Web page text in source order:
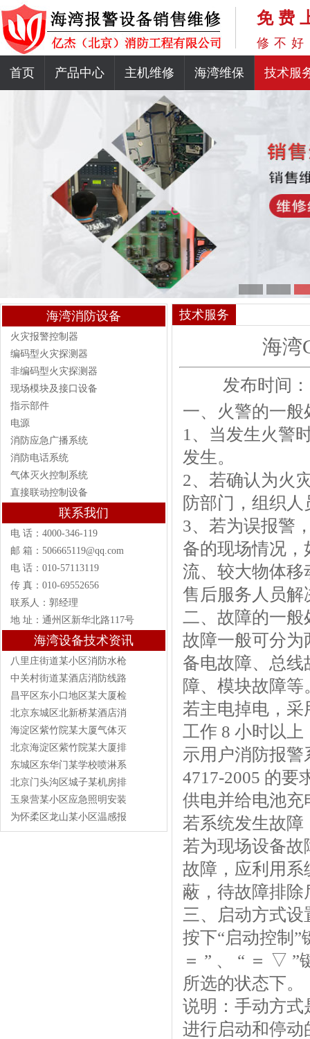
免费
修不
首页 产品中心 主机维修 海湾维保 技术服
海湾消防设备
火灾报警控制器
编码型火灾探测器
非编码型火灾探测器
现场模块及接口设备
指示部件
电源
消防应急广播系统
消防电话系统
气体灭火控制系统
直接联动控制设备
联系我们
电 话：4000-346-119
邮 箱：506665119@qq.com
电 话：010-57113119
传 真：010-69552656
联系人：郭经理
地 址：通州区新华北路117号
海湾设备技术资讯
八里庄街道某小区消防水枪
中关村街道某酒店消防线路
昌平区东小口地区某大厦检
北京东城区北新桥某酒店消
海淀区紫竹院某大厦气体灭
北京海淀区紫竹院某大厦排
东城区东华门某学校喷淋系
北京门头沟区城子某机房排
玉泉营某小区应急照明安装
为怀柔区龙山某小区温感报
技术服务
海湾
发布时间
一、火警的一
1、当发生火警
发生。
2、若确认为火
防部门，组织
3、若为误报警
备的现场情况
流、较大物体移
售后服务人员
二、故障的一
故障一般可分为
备电故障、总
障、模块故障
若主电掉电，
工作 8 小时以
示用户消防报警
4717-2005 的要
供电并给电池充
若系统发生故
若为现场设备
故障，应利用系
蔽，待故障排
三、启动方式
按下“启动控制
＝ ” 、 “ ＝ ▽ ”
所选的状态下。
说明：手动方式
进行启动和停动